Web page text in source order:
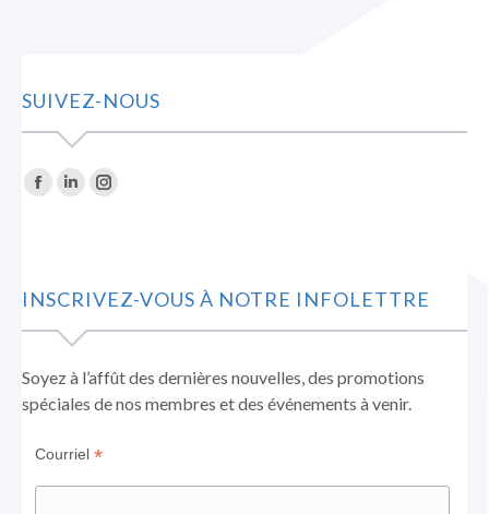
SUIVEZ-NOUS
Trouvez nous sur :
La
dans
une
fenêtre
La
dans
une
fenêtre
La
dans
une
fenêtre
INSCRIVEZ-VOUS À NOTRE INFOLETTRE
Soyez à l’affût des dernières nouvelles, des promotions
spéciales de nos membres et des événements à venir.
Courriel*